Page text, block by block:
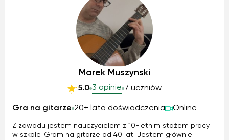
Marek Muszynski
5.0 3 opinie 7 uczniów
Gra na gitarze 20+ lata doświadczenia Online
Z zawodu jestem nauczycielem z 10-letnim stażem pracy
w szkole. Gram na gitarze od 40 lat. Jestem głównie